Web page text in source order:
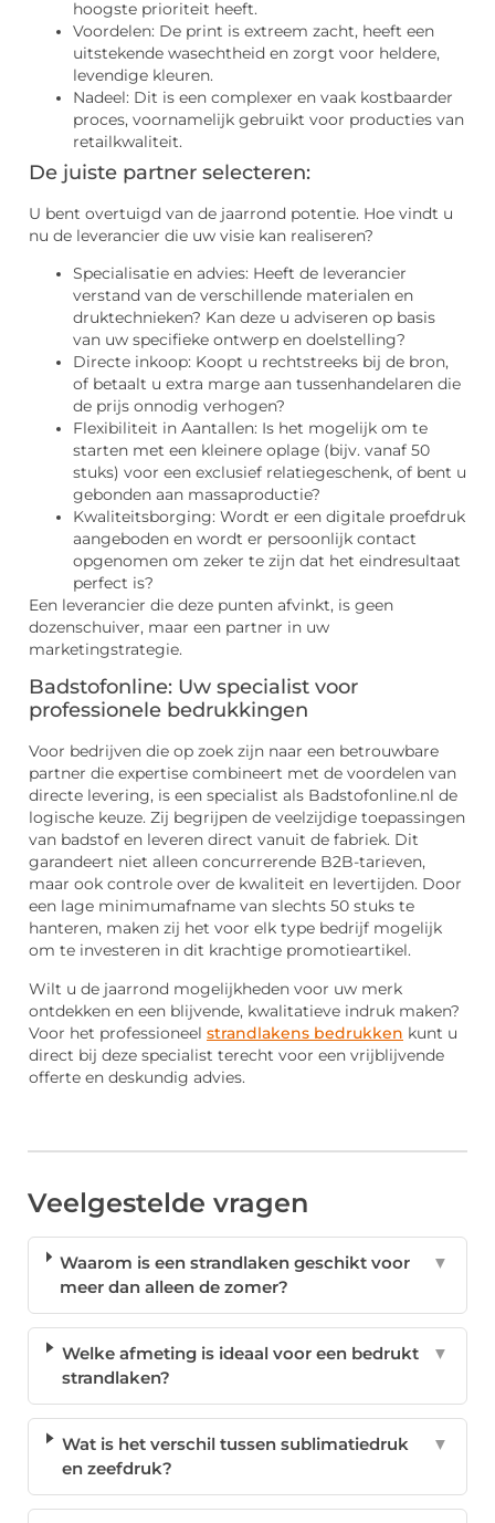
hoogste prioriteit heeft.
Voordelen: De print is extreem zacht, heeft een
uitstekende wasechtheid en zorgt voor heldere,
levendige kleuren.
Nadeel: Dit is een complexer en vaak kostbaarder
proces, voornamelijk gebruikt voor producties van
retailkwaliteit.
De juiste partner selecteren:
U bent overtuigd van de jaarrond potentie. Hoe vindt u
nu de leverancier die uw visie kan realiseren?
Specialisatie en advies: Heeft de leverancier
verstand van de verschillende materialen en
druktechnieken? Kan deze u adviseren op basis
van uw specifieke ontwerp en doelstelling?
Directe inkoop: Koopt u rechtstreeks bij de bron,
of betaalt u extra marge aan tussenhandelaren die
de prijs onnodig verhogen?
Flexibiliteit in Aantallen: Is het mogelijk om te
starten met een kleinere oplage (bijv. vanaf 50
stuks) voor een exclusief relatiegeschenk, of bent u
gebonden aan massaproductie?
Kwaliteitsborging: Wordt er een digitale proefdruk
aangeboden en wordt er persoonlijk contact
opgenomen om zeker te zijn dat het eindresultaat
perfect is?
Een leverancier die deze punten afvinkt, is geen
dozenschuiver, maar een partner in uw
marketingstrategie.
Badstofonline: Uw specialist voor
professionele bedrukkingen
Voor bedrijven die op zoek zijn naar een betrouwbare
partner die expertise combineert met de voordelen van
directe levering, is een specialist als Badstofonline.nl de
logische keuze. Zij begrijpen de veelzijdige toepassingen
van badstof en leveren direct vanuit de fabriek. Dit
garandeert niet alleen concurrerende B2B-tarieven,
maar ook controle over de kwaliteit en levertijden. Door
een lage minimumafname van slechts 50 stuks te
hanteren, maken zij het voor elk type bedrijf mogelijk
om te investeren in dit krachtige promotieartikel.
Wilt u de jaarrond mogelijkheden voor uw merk
ontdekken en een blijvende, kwalitatieve indruk maken?
Voor het professioneel strandlakens bedrukken kunt u
direct bij deze specialist terecht voor een vrijblijvende
offerte en deskundig advies.
Veelgestelde vragen
Waarom is een strandlaken geschikt voor
meer dan alleen de zomer?
▼
Welke afmeting is ideaal voor een bedrukt
strandlaken?
▼
Wat is het verschil tussen sublimatiedruk
en zeefdruk?
▼